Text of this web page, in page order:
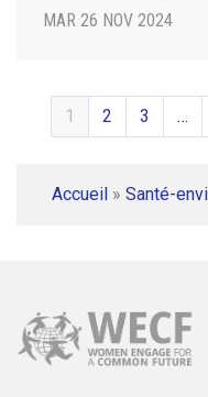
MAR 26 NOV 2024
1 2 3 …
Accueil » Santé-